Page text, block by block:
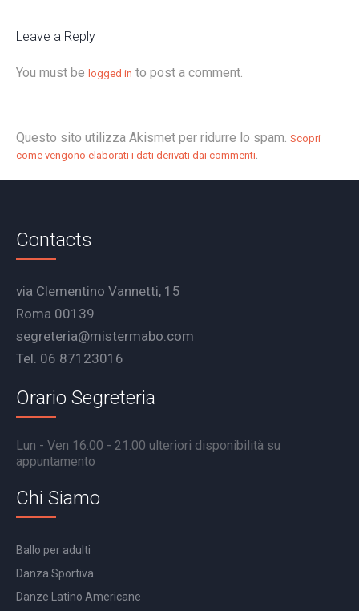
Leave a Reply
You must be logged in to post a comment.
Questo sito utilizza Akismet per ridurre lo spam. Scopri
come vengono elaborati i dati derivati dai commenti
Contacts
via Clementino Vannetti, 15
Roma 00139
segreteria@mistermabo.com
Tel. 06 87123016
Orario Segreteria
Lun - Ven 16.00 - 21.00 ulteriori disponibilità su
appuntamento
Chi Siamo
Ballo per adulti
Danza Sportiva
Danze Latino Americane